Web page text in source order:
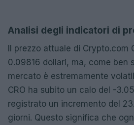
Analisi degli indicatori di
Il prezzo attuale di Crypto.com
0.09816 dollari, ma, come ben
mercato è estremamente
CRO ha subito un calo del -
registrato un incremento del
giorni. Questo significa che